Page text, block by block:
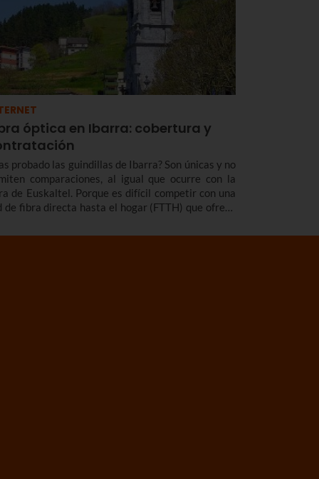
óptica en Ibarra: cobertura y
probado las guindillas de Ibarra? Son únicas y no
comparaciones, al igual que ocurre con la
de Euskaltel. Porque es difícil competir con una
de fibra directa hasta el hogar (FTTH) que ofrece
en calidad 4K.